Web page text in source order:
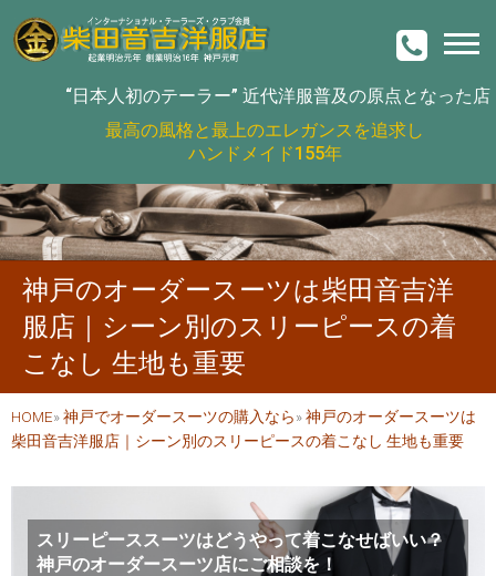
“日本人初のテーラー” 近代洋服普及の原点となった店
最高の風格と最上のエレガンスを追求し
ハンドメイド155年
神戸のオーダースーツは柴田音吉洋
服店｜シーン別のスリーピースの着
こなし 生地も重要
HOME»神戸でオーダースーツの購入なら»神戸のオーダースーツは
柴田音吉洋服店｜シーン別のスリーピースの着こなし 生地も重要
スリーピーススーツはどうやって着こなせばいい？
神戸のオーダースーツ店にご相談を！